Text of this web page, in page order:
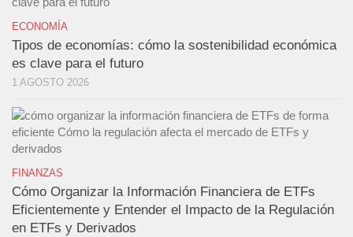
ECONOMÍA
Tipos de economías: cómo la sostenibilidad económica
es clave para el futuro
1 AGOSTO 2026
FINANZAS
Cómo Organizar la Información Financiera de ETFs
Eficientemente y Entender el Impacto de la Regulación
en ETFs y Derivados